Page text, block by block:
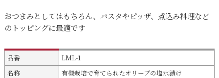
おつまみとしてはもちろん、パスタやピッザ、煮込み料理など
のトッピングに最適です
品番
LML-1
名称
有機栽培で育てられたオリーブの塩水漬け